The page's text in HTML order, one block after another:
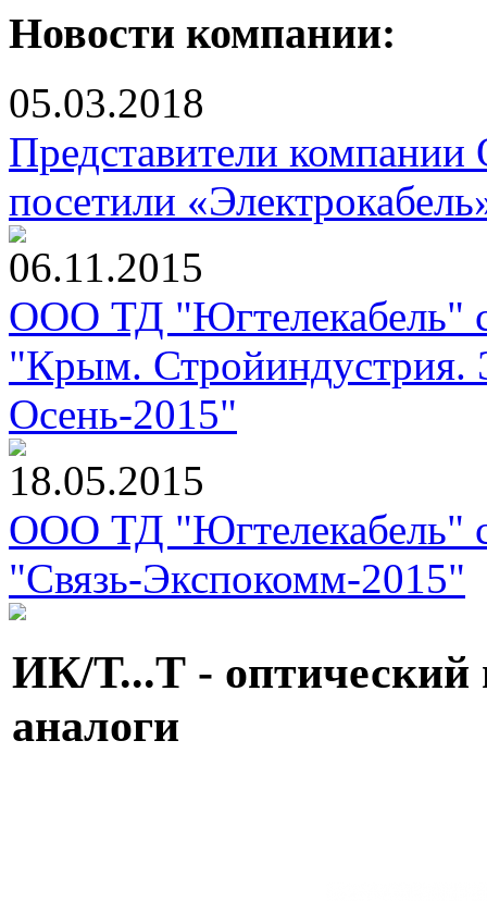
Новости компании:
05.03.2018
Представители
посетили
06.11.2015
ООО ТД "Югтелекабель"
"Крым. Стройиндустрия.
Осень-2015"
18.05.2015
ООО ТД "Югтелекабель"
"Связь-Экспокомм-2015"
ИК/Т...Т - оптический
аналоги